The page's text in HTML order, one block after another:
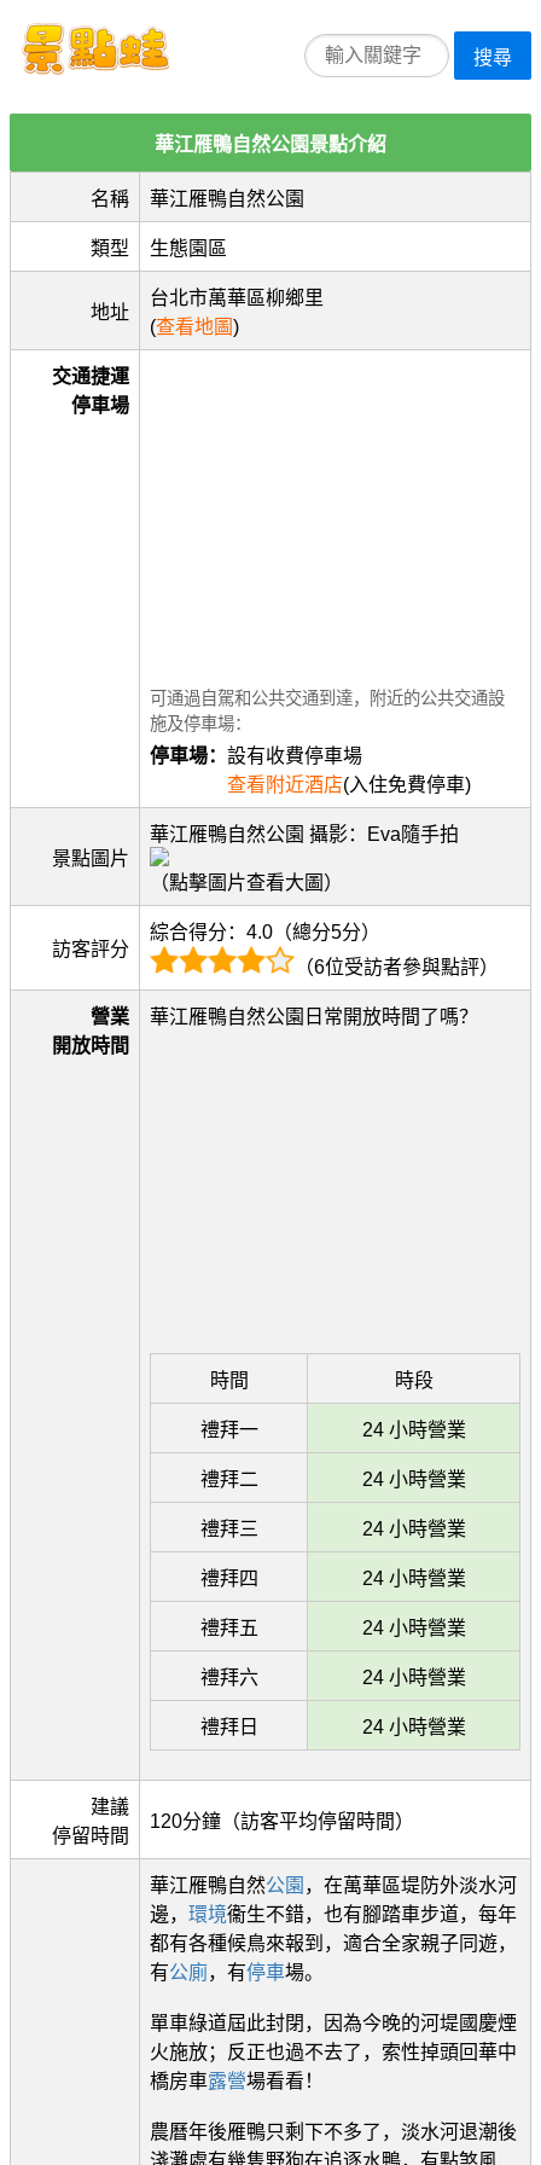
搜尋
華江雁鴨自然公園景點介紹
名稱 華江雁鴨自然公園
類型 生態園區
地址
台北市萬華區柳鄉里
(查看地圖)
交通捷運
停車場
可通過自駕和公共交通到達，附近的公共交通設
施及停車場：
停車場： 設有收費停車場
查看附近酒店(入住免費停車)
景點圖片
華江雁鴨自然公園 攝影：Eva隨手拍
（點擊圖片查看大圖）
訪客評分
綜合得分：4.0（總分5分）
（6位受訪者參與點評）
營業
開放時間
華江雁鴨自然公園日常開放時間了嗎？
時間 時段
禮拜一 24 小時營業
禮拜二 24 小時營業
禮拜三 24 小時營業
禮拜四 24 小時營業
禮拜五 24 小時營業
禮拜六 24 小時營業
禮拜日 24 小時營業
建議
停留時間
120分鐘（訪客平均停留時間）
華江雁鴨自然公園 ，在萬華區堤防外淡水河
邊， 環境衞生不錯，也有腳踏車步道，每年
都有各種候鳥來報到，適合全家親子同遊，
有公廁，有停車場。
單車綠道屆此封閉，因為今晚的河堤國慶煙
火施放；反正也過不去了，索性掉頭回華中
橋房車露營場看看！
農曆年後雁鴨只剩下不多了，淡水河退潮後
淺灘處有幾隻野狗在追逐水鴨，有點煞風